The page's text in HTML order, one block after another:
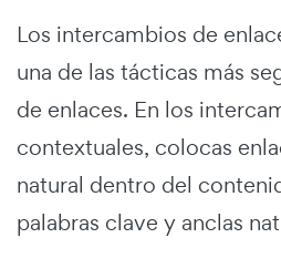
Los intercambios de
una de las tácticas más
de enlaces. En los
contextuales, colocas
natural dentro del
palabras clave y anclas